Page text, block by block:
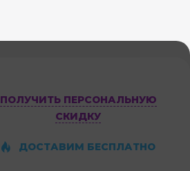
ПОЛУЧИТЬ ПЕРСОНАЛЬНУЮ
СКИДКУ
ДОСТАВИМ БЕСПЛАТНО